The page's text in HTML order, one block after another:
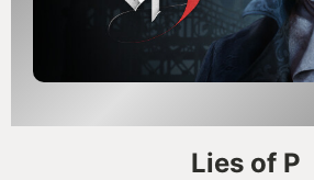
私にとっては極上の一杯となっ
MyGOTYである。
Lies of P